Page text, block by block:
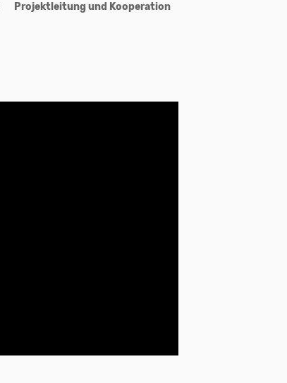
Projektleitung und Kooperation